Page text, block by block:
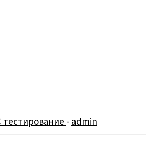
тестирование - admin